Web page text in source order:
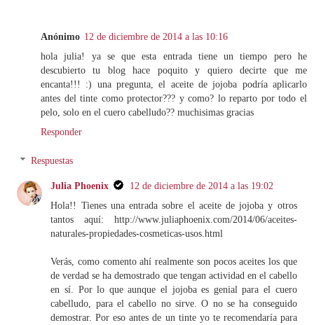
Anónimo 12 de diciembre de 2014 a las 10:16
hola julia! ya se que esta entrada tiene un tiempo pero he
descubierto tu blog hace poquito y quiero decirte que me
encanta!!! :) una pregunta, el aceite de jojoba podría aplicarlo
antes del tinte como protector??? y como? lo reparto por todo el
pelo, solo en el cuero cabelludo?? muchisimas gracias
Responder
Respuestas
Julia Phoenix
12 de diciembre de 2014 a las 19:02
Hola!! Tienes una entrada sobre el aceite de jojoba y otros
tantos aquí: http://www.juliaphoenix.com/2014/06/aceites-
naturales-propiedades-cosmeticas-usos.html
Verás, como comento ahí realmente son pocos aceites los que
de verdad se ha demostrado que tengan actividad en el cabello
en sí. Por lo que aunque el jojoba es genial para el cuero
cabelludo, para el cabello no sirve. O no se ha conseguido
demostrar. Por eso antes de un tinte yo te recomendaría para